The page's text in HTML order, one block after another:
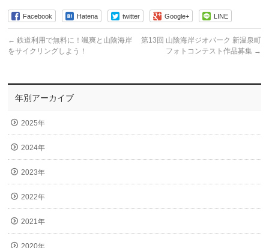
Facebook Hatena twitter Google+ LINE
← 鉄道利用で無料に！颯爽と山陰海岸
をサイクリングしよう！
第13回 山陰海岸ジオパーク 新温泉町
フォトコンテスト作品募集 →
年別アーカイブ
2025年
2024年
2023年
2022年
2021年
2020年